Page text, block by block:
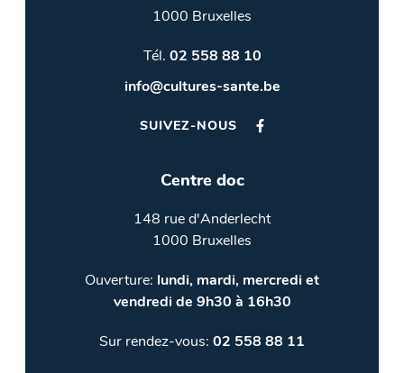
1000 Bruxelles
Tél. 02 558 88 10
info@cultures-sante.be
SUIVEZ-NOUS
Centre doc
148 rue d'Anderlecht
1000 Bruxelles
Ouverture: lundi, mardi, mercredi et
vendredi de 9h30 à 16h30
Sur rendez-vous: 02 558 88 11